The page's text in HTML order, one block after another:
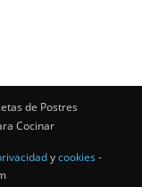
de Postres
Cocinar
ycookies -